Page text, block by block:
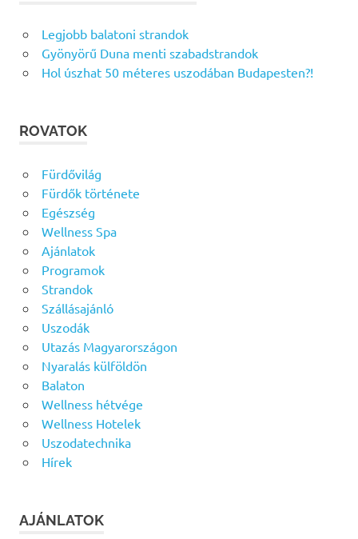
Legjobb balatoni strandok
Gyönyörű Duna menti szabadstrandok
Hol úszhat 50 méteres uszodában Budapesten?!
ROVATOK
Fürdővilág
Fürdők története
Egészség
Wellness Spa
Ajánlatok
Programok
Strandok
Szállásajánló
Uszodák
Utazás Magyarországon
Nyaralás külföldön
Balaton
Wellness hétvége
Wellness Hotelek
Uszodatechnika
Hírek
AJÁNLATOK